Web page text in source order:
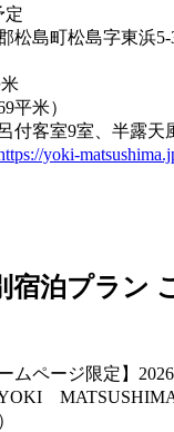
定
松島町松島字東浜5-
平米）
付客室9室、半露天
yoki-
宿泊プラン
ムページ限定】